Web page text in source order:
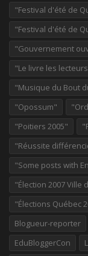
"Festival d'été de
"Festival d'été de
"Gouvernement
"Le livre les
"Musique du Bout
"Opossum"
"Poitiers 2005"
"Réussite
"Some posts with
"Élection 2007 Ville
"Élections Québec
Blogueur-reporter
EduBloggerCon